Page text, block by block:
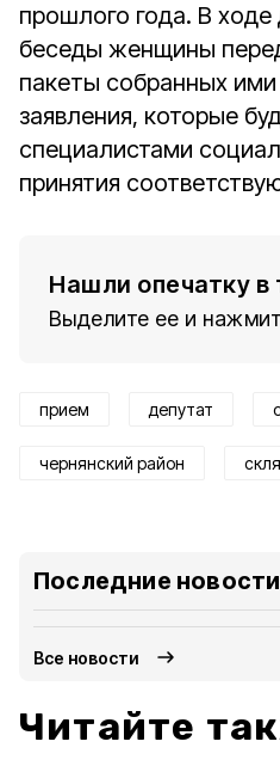
прошлого года. В ходе
беседы женщины
пакеты собранных
заявления, которые
специалистами
принятия
Нашли опечатку в
Выделите ее и
прием депутат
чернянский район
Последние новости
Все новости
Читайте